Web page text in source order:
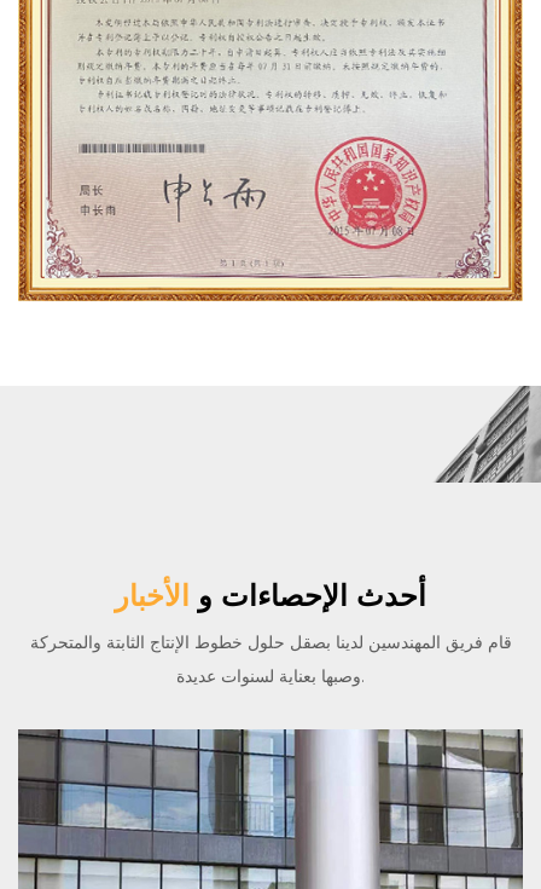
أحدث الإحصاءات و الأخبار
قام فريق المهندسين لدينا بصقل حلول خطوط الإنتاج الثابتة والمتحركة
وصبها بعناية لسنوات عديدة.